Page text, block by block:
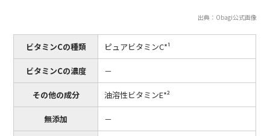
出典：Obagi公式画像
ビタミンCの種類 ピュアビタミンC*¹
ビタミンCの濃度 －
その他の成分 油溶性ビタミンE*²
無添加 －